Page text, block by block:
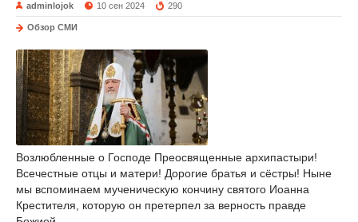
adminlojok 10 сен 2024 290
Обзор СМИ
Возлюбленные о Господе Преосвященные архипастыри!
Всечестные отцы и матери! Дорогие братья и сёстры! Ныне
мы вспоминаем мученическую кончину святого Иоанна
Крестителя, которую он претерпел за верность правде